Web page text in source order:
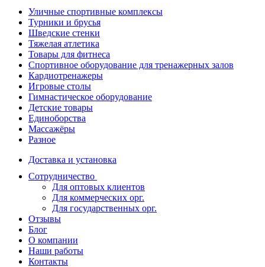
Уличные спортивные комплексы
Турники и брусья
Шведские стенки
Тяжелая атлетика
Товары для фитнеса
Спортивное оборудование для тренажерных залов
Кардиотренажеры
Игровые столы
Гимнастическое оборудование
Детские товары
Единоборства
Массажёры
Разное
Доставка и установка
Сотрудничество
Для оптовых клиентов
Для коммерческих орг.
Для государственных орг.
Отзывы
Блог
О компании
Наши работы
Контакты